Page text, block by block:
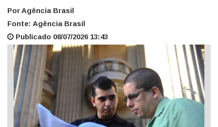
Por Agência Brasil
Fonte: Agência Brasil
Publicado 08/07/2026 13:43